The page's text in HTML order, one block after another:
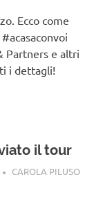
Ecco come
Partners e altri
i dettagli!
il tour
CAROLA PILUSO